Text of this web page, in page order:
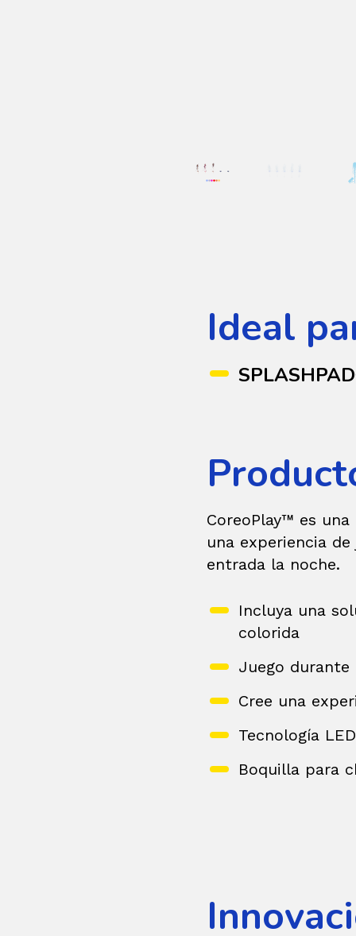
Ideal
CoreoPlay™ es
una experiencia
entrada la noche.
Incluya una
colorida
Juego
Cree una
Tecnología LED
Boquilla para